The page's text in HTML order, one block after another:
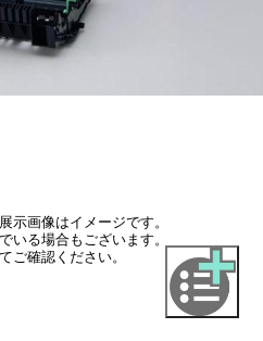
示画像はイメージです。
いる場合もございます。
ご確認ください。